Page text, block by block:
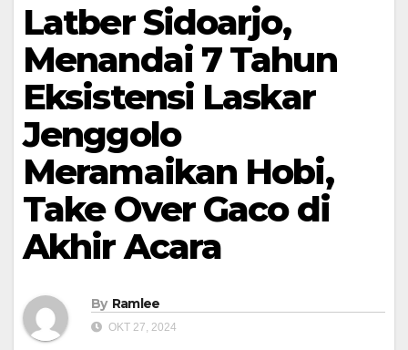
Latber Sidoarjo,
Menandai 7 Tahun
Eksistensi Laskar
Jenggolo
Meramaikan Hobi,
Take Over Gaco di
Akhir Acara
By Ramlee
OKT 27, 2024